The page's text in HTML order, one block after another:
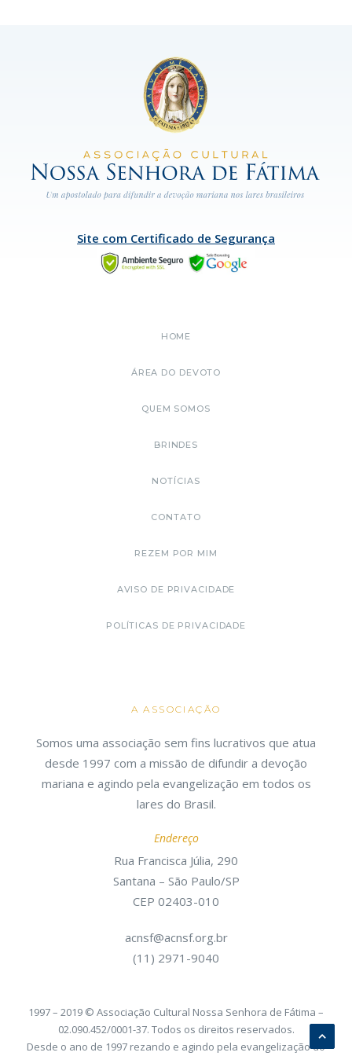
Site com Certificado de Segurança
HOME
ÁREA DO DEVOTO
QUEM SOMOS
BRINDES
NOTÍCIAS
CONTATO
REZEM POR MIM
AVISO DE PRIVACIDADE
POLÍTICAS DE PRIVACIDADE
A ASSOCIAÇÃO
Somos uma associação sem fins lucrativos que atua
desde 1997 com a missão de difundir a devoção
mariana e agindo pela evangelização em todos os
lares do Brasil.
Endereço
Rua Francisca Júlia, 290
Santana – São Paulo/SP
CEP 02403-010
acnsf@acnsf.org.br
(11) 2971-9040
1997 – 2019 © Associação Cultural Nossa Senhora de Fátima –
02.090.452/0001-37. Todos os direitos reservados.
Desde o ano de 1997 rezando e agindo pela evangelização do